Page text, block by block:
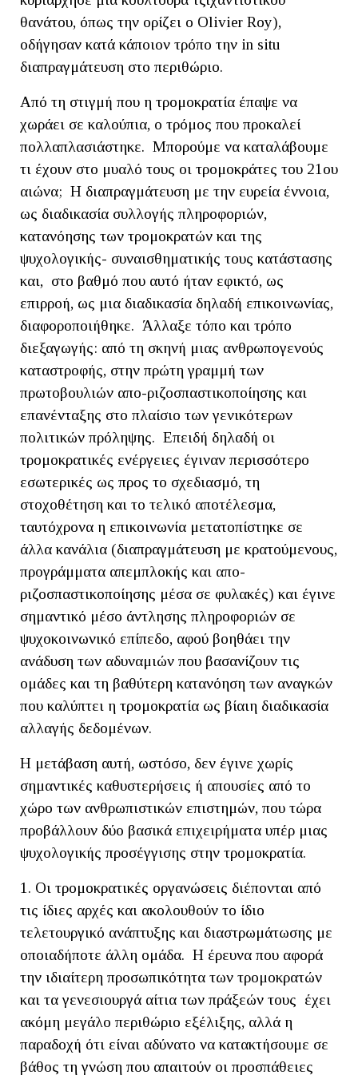
θανάτου, όπως την ορίζει ο Olivier Roy),
οδήγησαν κατά κάποιον τρόπο την in situ
διαπραγμάτευση στο περιθώριο.
Από τη στιγμή που η τρομοκρατία έπαψε να
χωράει σε καλούπια, ο τρόμος που προκαλεί
πολλαπλασιάστηκε. Μπορούμε να καταλάβουμε
τι έχουν στο μυαλό τους οι τρομοκράτες του 21ου
αιώνα; Η διαπραγμάτευση με την ευρεία έννοια,
ως διαδικασία συλλογής πληροφοριών,
κατανόησης των τρομοκρατών και της
ψυχολογικής- συναισθηματικής τους κατάστασης
και, στο βαθμό που αυτό ήταν εφικτό, ως
επιρροή, ως μια διαδικασία δηλαδή επικοινωνίας,
διαφοροποιήθηκε. Άλλαξε τόπο και τρόπο
διεξαγωγής: από τη σκηνή μιας ανθρωπογενούς
καταστροφής, στην πρώτη γραμμή των
πρωτοβουλιών απο-ριζοσπαστικοποίησης και
επανένταξης στο πλαίσιο των γενικότερων
πολιτικών πρόληψης. Επειδή δηλαδή οι
τρομοκρατικές ενέργειες έγιναν περισσότερο
εσωτερικές ως προς το σχεδιασμό, τη
στοχοθέτηση και το τελικό αποτέλεσμα,
ταυτόχρονα η επικοινωνία μετατοπίστηκε σε
άλλα κανάλια (διαπραγμάτευση με κρατούμενους,
προγράμματα απεμπλοκής και απο-
ριζοσπαστικοποίησης μέσα σε φυλακές) και έγινε
σημαντικό μέσο άντλησης πληροφοριών σε
ψυχοκοινωνικό επίπεδο, αφού βοηθάει την
ανάδυση των αδυναμιών που βασανίζουν τις
ομάδες και τη βαθύτερη κατανόηση των αναγκών
που καλύπτει η τρομοκρατία ως βίαιη διαδικασία
αλλαγής δεδομένων.
Η μετάβαση αυτή, ωστόσο, δεν έγινε χωρίς
σημαντικές καθυστερήσεις ή απουσίες από το
χώρο των ανθρωπιστικών επιστημών, που τώρα
προβάλλουν δύο βασικά επιχειρήματα υπέρ μιας
ψυχολογικής προσέγγισης στην τρομοκρατία.
1. Οι τρομοκρατικές οργανώσεις διέπονται από
τις ίδιες αρχές και ακολουθούν το ίδιο
τελετουργικό ανάπτυξης και διαστρωμάτωσης με
οποιαδήποτε άλλη ομάδα. Η έρευνα που αφορά
την ιδιαίτερη προσωπικότητα των τρομοκρατών
και τα γενεσιουργά αίτια των πράξεών τους έχει
ακόμη μεγάλο περιθώριο εξέλιξης, αλλά η
παραδοχή ότι είναι αδύνατο να κατακτήσουμε σε
βάθος τη γνώση που απαιτούν οι προσπάθειες